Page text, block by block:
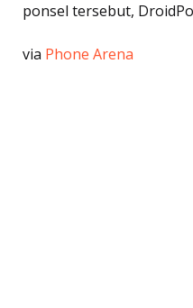
ponsel tersebut,
via Phone Arena